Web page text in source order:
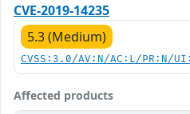
CVE-2019-14235
5.3 (Medium)
CVSS:3.0/AV:N/AC:L/PR:N/
Affected products